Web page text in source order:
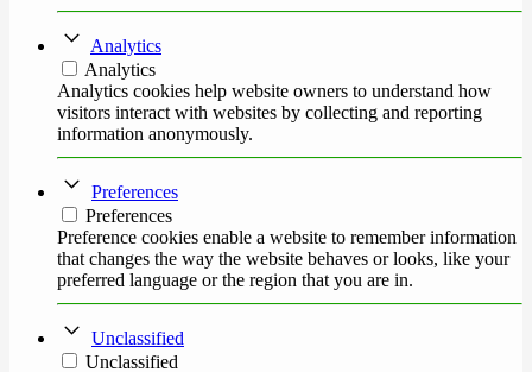
Analytics
Analytics
Analytics cookies help website owners to understand how
visitors interact with websites by collecting and reporting
information anonymously.
Preferences
Preferences
Preference cookies enable a website to remember information
that changes the way the website behaves or looks, like your
preferred language or the region that you are in.
Unclassified
Unclassified